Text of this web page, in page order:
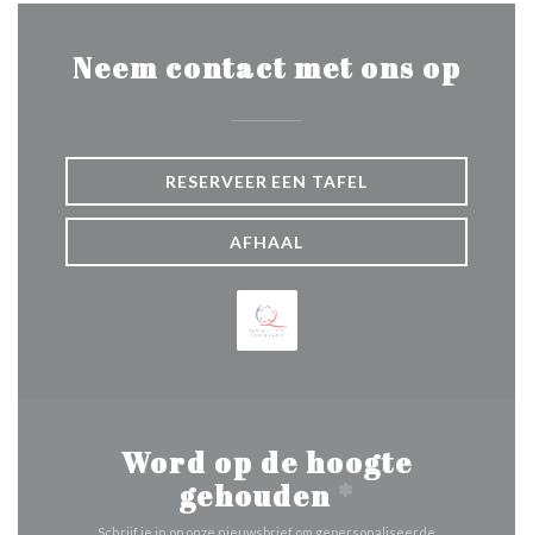
Neem contact met ons op
RESERVEER EEN TAFEL
AFHAAL
Word op de hoogte
gehouden *